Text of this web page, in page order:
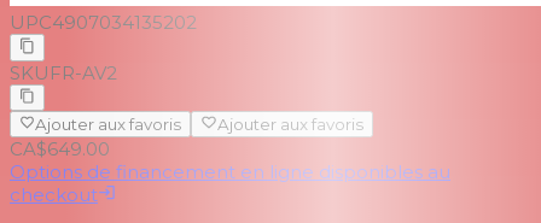
UPC4907034135202
SKU FR-AV2
Ajouter aux favoris Ajouter aux favoris
CA$649.00
Options de financement en ligne disponibles au
checkout